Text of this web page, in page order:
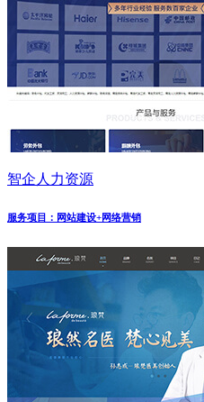
智企人力资源
服务项目：网站建设+网络营销